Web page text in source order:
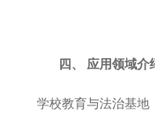
四、应用领域介
学校教育与法治基地